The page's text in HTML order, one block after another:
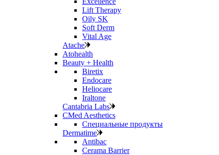
Lift Therapy
Oily SK
Soft Derm
Vital Age
Atache
Atohealth
Beauty + Health
Biretix
Endocare
Heliocare
Iraltone
Cantabria Labs
CMed Aesthetics
Специальные продукты
Dermatime
Antibac
Cerama Barrier